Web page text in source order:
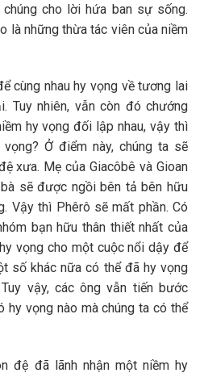
cho lời hứa ban sự sống.
là những thừa tác viên của niềm
cùng nhau hy vọng về tương lai
Tuy nhiên, vẫn còn đó chướng
hy vọng đối lập nhau, vậy thì
Ở điểm này, chúng ta sẽ
xưa. Mẹ của Giacôbê và Gioan
sẽ được ngồi bên tả bên hữu
Vậy thì Phêrô sẽ mất phần. Có
bạn hữu thân thiết nhất của
vọng cho một cuộc nổi dậy để
số khác nữa có thể đã hy vọng
vậy, các ông vẫn tiến bước
hy vọng nào mà chúng ta có thể
đệ đã lãnh nhận một niềm hy